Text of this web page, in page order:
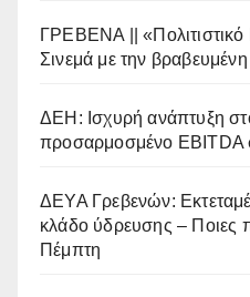
ΓΡΕΒΕΝΑ || «Πολιτιστικό
Σινεμά με την
ΔΕΗ: Ισχυρή ανάπτυξη
προσαρμοσμένο EBITDA
ΔΕΥΑ Γρεβενών:
κλάδο ύδρευσης – Ποιες
Πέμπτη